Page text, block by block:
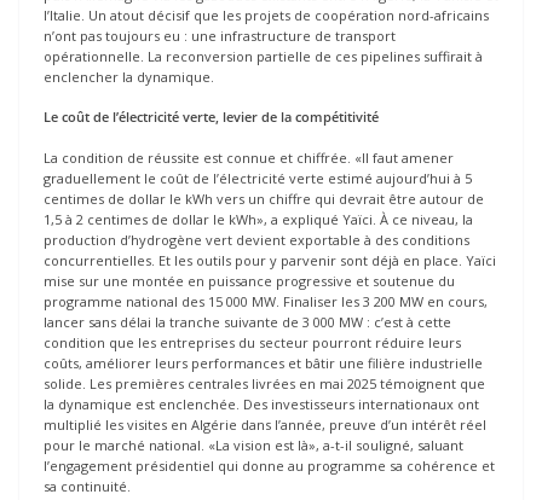
l’Italie. Un atout décisif que les projets de coopération nord-africains
n’ont pas toujours eu : une infrastructure de transport
opérationnelle. La reconversion partielle de ces pipelines suffirait à
enclencher la dynamique.
Le coût de l’électricité verte, levier de la compétitivité
La condition de réussite est connue et chiffrée. «Il faut amener
graduellement le coût de l’électricité verte estimé aujourd’hui à 5
centimes de dollar le kWh vers un chiffre qui devrait être autour de
1,5 à 2 centimes de dollar le kWh», a expliqué Yaïci. À ce niveau, la
production d’hydrogène vert devient exportable à des conditions
concurrentielles. Et les outils pour y parvenir sont déjà en place. Yaïci
mise sur une montée en puissance progressive et soutenue du
programme national des 15 000 MW. Finaliser les 3 200 MW en cours,
lancer sans délai la tranche suivante de 3 000 MW : c’est à cette
condition que les entreprises du secteur pourront réduire leurs
coûts, améliorer leurs performances et bâtir une filière industrielle
solide. Les premières centrales livrées en mai 2025 témoignent que
la dynamique est enclenchée. Des investisseurs internationaux ont
multiplié les visites en Algérie dans l’année, preuve d’un intérêt réel
pour le marché national. «La vision est là», a-t-il souligné, saluant
l’engagement présidentiel qui donne au programme sa cohérence et
sa continuité.